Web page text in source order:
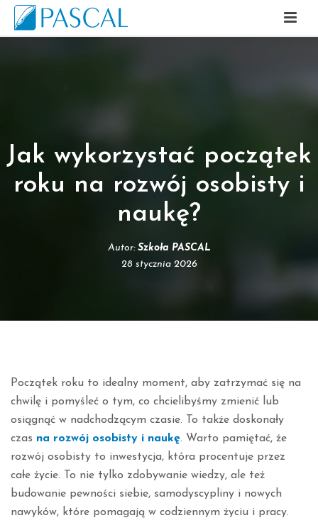
Jak wykorzystać początek
roku na rozwój osobisty i
naukę?
Autor: Szkoła PASCAL
28 stycznia 2026
Początek roku to idealny moment, aby zatrzymać się na
chwilę i pomyśleć o tym, co chcielibyśmy zmienić lub
osiągnąć w nadchodzącym czasie. To także doskonały
czas na rozwój osobisty i naukę. Warto pamiętać, że
rozwój osobisty to inwestycja, która procentuje przez
całe życie. To nie tylko zdobywanie wiedzy, ale też
budowanie pewności siebie, samodyscypliny i nowych
nawyków, które pomagają w codziennym życiu i pracy.